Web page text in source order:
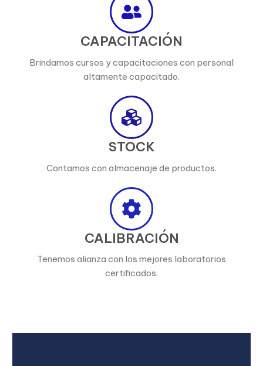
CAPACITACIÓN
Brindamos cursos y capacitaciones con personal
altamente capacitado.
STOCK
Contamos con almacenaje de productos.
CALIBRACIÓN
Tenemos alianza con los mejores laboratorios
certificados.